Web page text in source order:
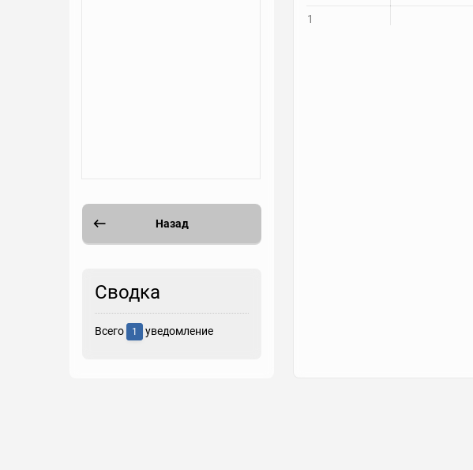
Назад
Сводка
Всего 1 уведомление
1